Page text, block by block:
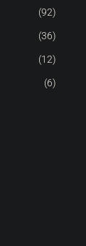
(92)
(36)
(12)
(6)